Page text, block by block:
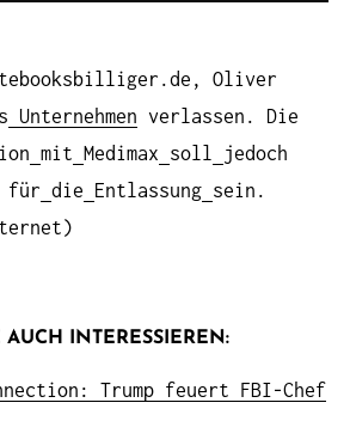
Oliver
Unternehmen verlassen. Die
mit Medimax soll
jedoch
für die Entlassung sein.
AUCH INTERESSIEREN:
Trump feuert FBI-Chef